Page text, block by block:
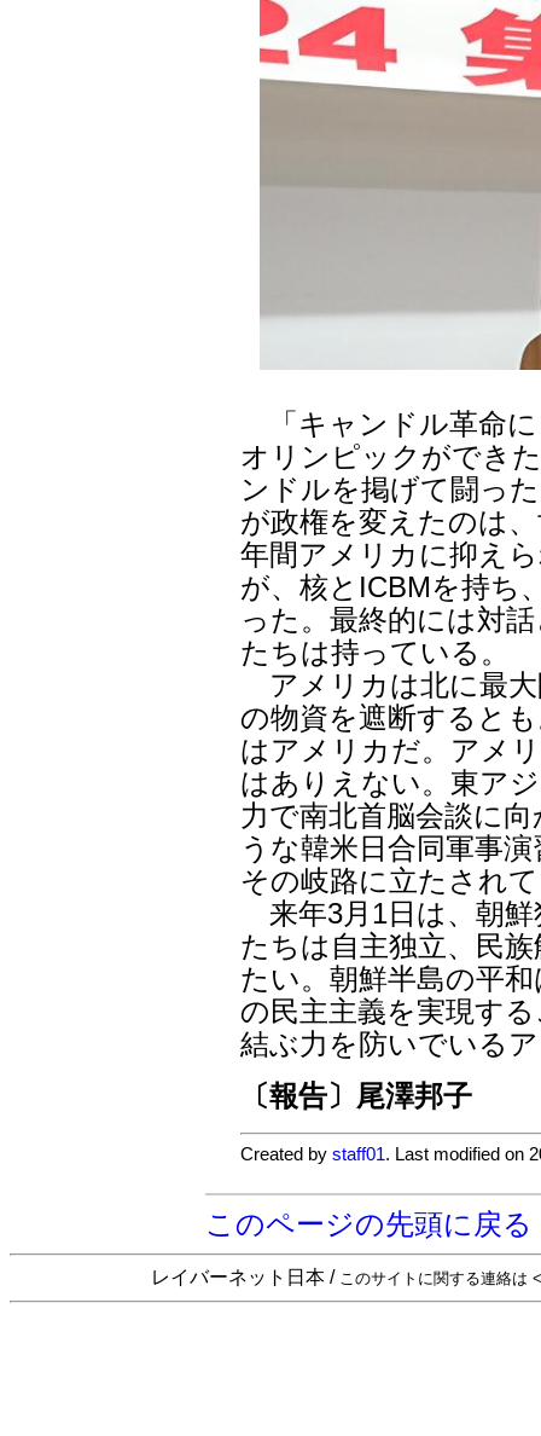
「キャンドル革命に
オリンピックができ
ンドルを掲げて闘っ
が政権を変えたのは
年間アメリカに抑え
が、核とICBMを持ち
った。最終的には対
たちは持っている。
アメリカは北に最大
の物資を遮断すると
はアメリカだ。アメ
はありえない。東ア
力で南北首脳会談に
うな韓米日合同軍事
その岐路に立たされ
来年3月1日は、朝鮮
たちは自主独立、民
たい。朝鮮半島の平
の民主主義を実現す
結ぶ力を防いでいる
〔報告〕尾澤邦子
Created bystaff01. Last modified on
このページの先頭に戻る
レイバーネット日本 / このサイトに関する連絡は